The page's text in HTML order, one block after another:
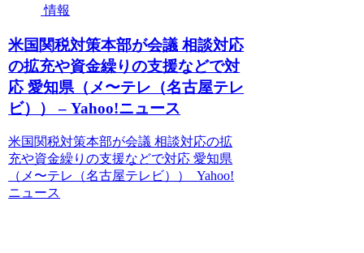
情報
米国関税対策本部が会議 相談対応
の拡充や資金繰りの支援などで対
応 愛知県（メ〜テレ（名古屋テレ
ビ）） – Yahoo!ニュース
米国関税対策本部が会議 相談対応の拡
充や資金繰りの支援などで対応 愛知県
（メ〜テレ（名古屋テレビ）） Yahoo!
ニュース